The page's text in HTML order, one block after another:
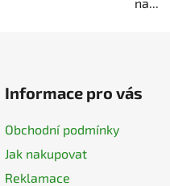
Informace pro vás
Obchodní podmínky
Jak nakupovat
Reklamace